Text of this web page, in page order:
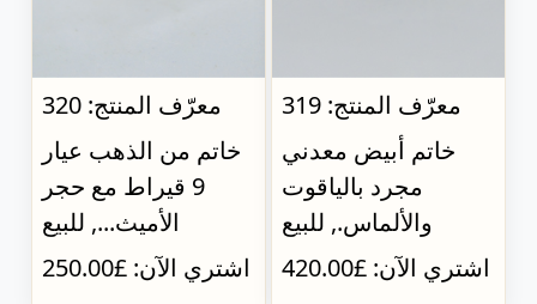
معرّف المنتج: 320
خاتم من الذهب عيار
9 قيراط مع حجر
الأميث..., للبيع
اشتري الآن: £250.00
معرّف المنتج: 319
خاتم أبيض معدني
مجرد بالياقوت
والألماس., للبيع
اشتري الآن: £420.00